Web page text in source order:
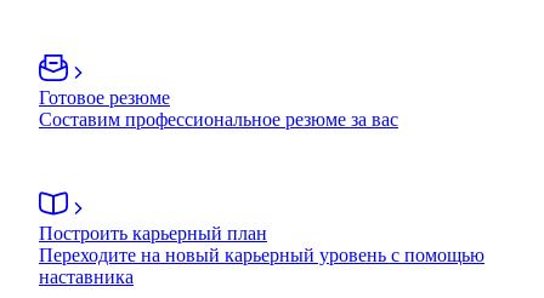
Готовое резюме
Составим профессиональное резюме за вас
Построить карьерный план
Переходите на новый карьерный уровень с помощью
наставника